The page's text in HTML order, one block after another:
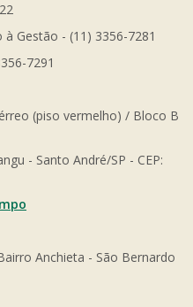
Gestão - (11) 3356-7281
7291
(piso vermelho) / Bloco B
- Santo André/SP - CEP:
Anchieta - São Bernardo